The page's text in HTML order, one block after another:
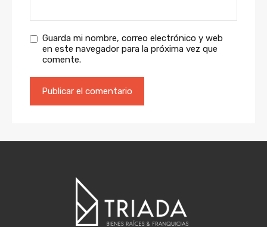
Guarda mi nombre, correo electrónico y web
en este navegador para la próxima vez que
comente.